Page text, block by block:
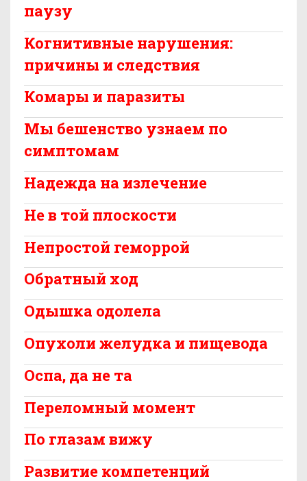
паузу
Когнитивные нарушения:
причины и следствия
Комары и паразиты
Мы бешенство узнаем по
симптомам
Надежда на излечение
Не в той плоскости
Непростой геморрой
Обратный ход
Одышка одолела
Опухоли желудка и пищевода
Оспа, да не та
Переломный момент
По глазам вижу
Развитие компетенций